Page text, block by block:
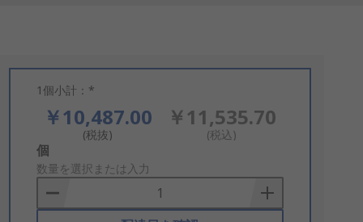
1個小計：*
￥10,487.00
(税抜)
￥11,535.70
(税込)
Add
to
Basket
個
数量を選択または入力